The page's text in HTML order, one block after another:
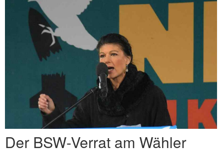
Der BSW-Verrat am Wähler